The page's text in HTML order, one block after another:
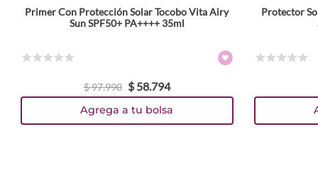
ENVIAR COMENTARIO
Primer Con Protección Solar Tocobo Vita Airy
Sun SPF50+ PA++++ 35ml
$97.990 $ 58.794
Agrega a tu bolsa
Protector